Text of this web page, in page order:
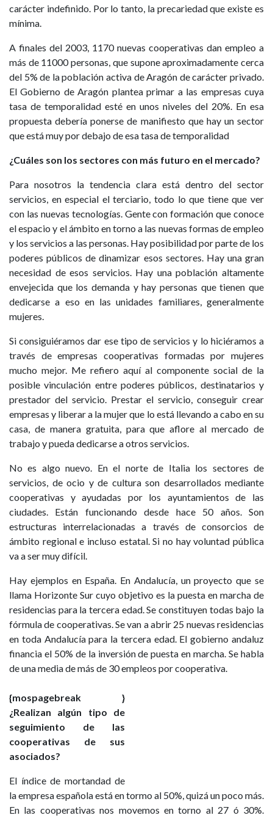
carácter indefinido. Por lo tanto, la precariedad que existe es
mínima.
A finales del 2003, 1170 nuevas cooperativas dan empleo a
más de 11000 personas, que supone aproximadamente cerca
del 5% de la población activa de Aragón de carácter privado.
El Gobierno de Aragón plantea primar a las empresas cuya
tasa de temporalidad esté en unos niveles del 20%. En esa
propuesta debería ponerse de manifiesto que hay un sector
que está muy por debajo de esa tasa de temporalidad
¿Cuáles son los sectores con más futuro en el mercado?
Para nosotros la tendencia clara está dentro del sector
servicios, en especial el terciario, todo lo que tiene que ver
con las nuevas tecnologías. Gente con formación que conoce
el espacio y el ámbito en torno a las nuevas formas de empleo
y los servicios a las personas. Hay posibilidad por parte de los
poderes públicos de dinamizar esos sectores. Hay una gran
necesidad de esos servicios. Hay una población altamente
envejecida que los demanda y hay personas que tienen que
dedicarse a eso en las unidades familiares, generalmente
mujeres.
Si consiguiéramos dar ese tipo de servicios y lo hiciéramos a
través de empresas cooperativas formadas por mujeres
mucho mejor. Me refiero aquí al componente social de la
posible vinculación entre poderes públicos, destinatarios y
prestador del servicio. Prestar el servicio, conseguir crear
empresas y liberar a la mujer que lo está llevando a cabo en su
casa, de manera gratuita, para que aflore al mercado de
trabajo y pueda dedicarse a otros servicios.
No es algo nuevo. En el norte de Italia los sectores de
servicios, de ocio y de cultura son desarrollados mediante
cooperativas y ayudadas por los ayuntamientos de las
ciudades. Están funcionando desde hace 50 años. Son
estructuras interrelacionadas a través de consorcios de
ámbito regional e incluso estatal. Si no hay voluntad pública
va a ser muy difícil.
Hay ejemplos en España. En Andalucía, un proyecto que se
llama Horizonte Sur cuyo objetivo es la puesta en marcha de
residencias para la tercera edad. Se constituyen todas bajo la
fórmula de cooperativas. Se van a abrir 25 nuevas residencias
en toda Andalucía para la tercera edad. El gobierno andaluz
financia el 50% de la inversión de puesta en marcha. Se habla
de una media de más de 30 empleos por cooperativa.
{mospagebreak }
¿Realizan algún tipo de
seguimiento de las
cooperativas de sus
asociados?
El índice de mortandad de
la empresa española está en tormo al 50%, quizá un poco más.
En las cooperativas nos movemos en torno al 27 ó 30%.